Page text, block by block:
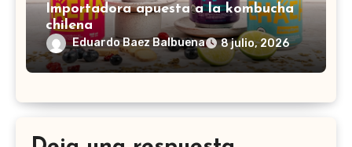
Importadora apuesta a la kombucha
chilena
Eduardo Baez Balbuena 8 julio, 2026